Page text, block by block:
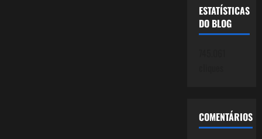
ESTATÍSTICAS
DO BLOG
COMENTÁRIOS